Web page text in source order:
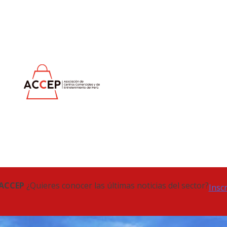
¿Quieres conocer las últimas noticias del sector?